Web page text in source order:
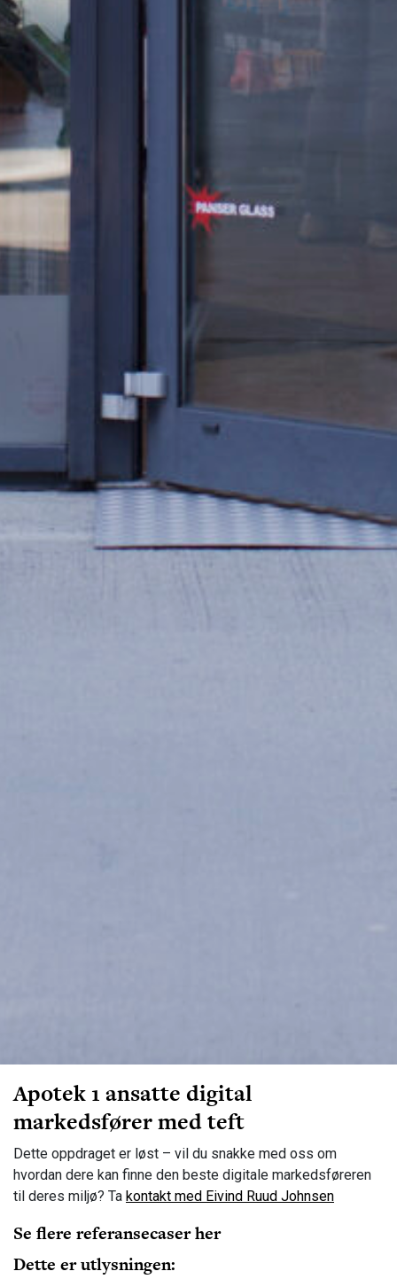
Apotek 1 ansatte digital
markedsfører med teft
Dette oppdraget er løst – vil du snakke med oss om
hvordan dere kan finne den beste digitale markedsføreren
til deres miljø? Ta kontakt med Eivind Ruud Johnsen
Se flere referansecaser her
Dette er utlysningen: